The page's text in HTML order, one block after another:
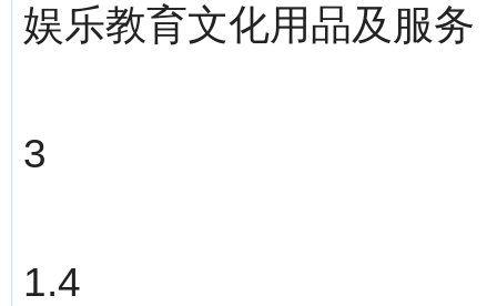
娱乐教育文化用品及服务
3
1.4